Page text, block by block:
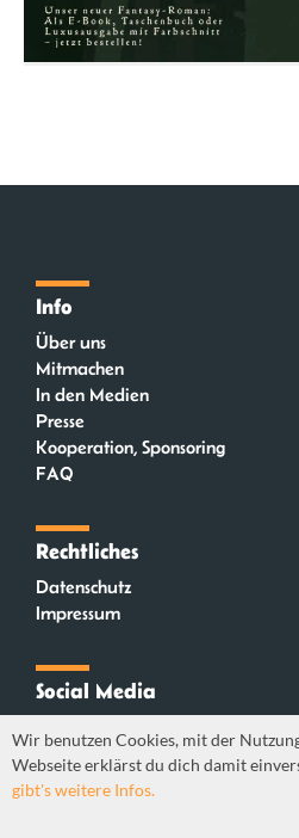
Info
Über uns
Mitmachen
In den Medien
Presse
Kooperation, Sponsoring
FAQ
Rechtliches
Datenschutz
Impressum
Social Media
Mastodon
Wir benutzen Cookies, mit der
Webseite erklärst du dich damit
gibt's weitere Infos.